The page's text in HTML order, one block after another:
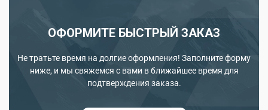
ОФОРМИТЕ БЫСТРЫЙ ЗАКАЗ
Не тратьте время на долгие оформления! Заполните форму
ниже, и мы свяжемся с вами в ближайшее время для
подтверждения заказа.